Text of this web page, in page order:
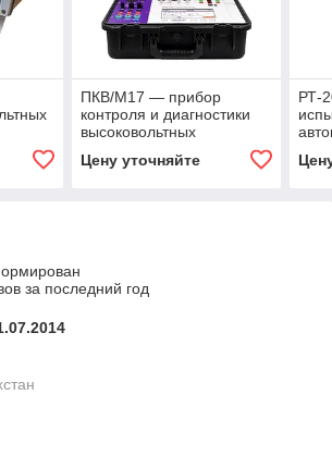
ПКВ/М17 — прибор
контроля и диагностики
высоковольтных
Цену уточняйте
РТ-
за последний год